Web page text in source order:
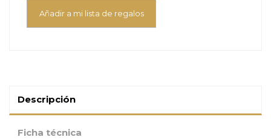
Añadir a mi lista de regalos
Descripción
Ficha técnica